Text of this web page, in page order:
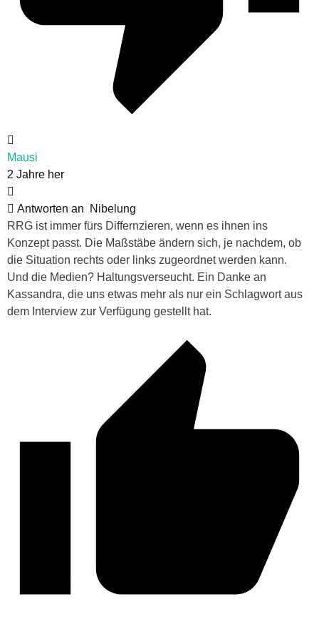
Mausi
2 Jahre her
Antworten an
Nibelung
RRG ist immer fürs Differnzieren, wenn es ihnen ins
Konzept passt. Die Maßstäbe ändern sich, je nachdem, ob
die Situation rechts oder links zugeordnet werden kann.
Und die Medien? Haltungsverseucht. Ein Danke an
Kassandra, die uns etwas mehr als nur ein Schlagwort aus
dem Interview zur Verfügung gestellt hat.